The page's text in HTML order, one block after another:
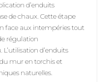
d’enduits
de chaux. Cette étape
face aux intempéries tout
régulation
d’enduits
mur en torchis et
naturelles.